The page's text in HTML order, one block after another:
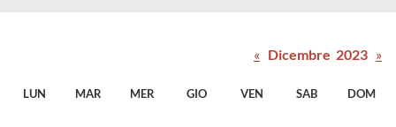
Roma
LUN MAR MER GIO VEN SAB DOM
« Dicembre 2023 »